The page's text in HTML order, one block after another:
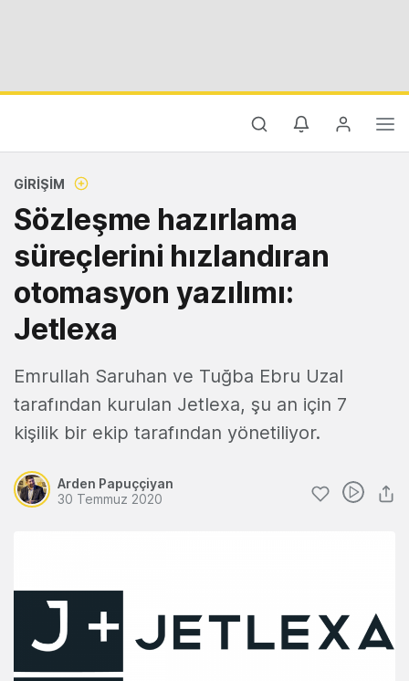
GIRIŞIM
Sözleşme hazırlama
süreçlerini hızlandıran
otomasyon yazılımı:
Jetlexa
Emrullah Saruhan ve Tuğba Ebru Uzal
tarafından kurulan Jetlexa, şu an için 7
kişilik bir ekip tarafından yönetiliyor.
Arden Papuççiyan
30 Temmuz 2020